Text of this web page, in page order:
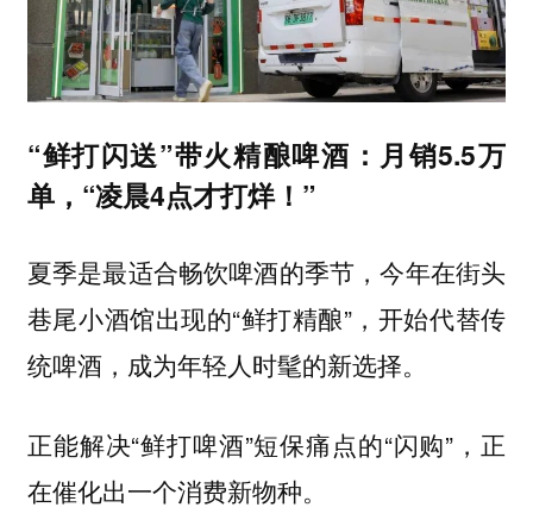
“鲜打闪送”带火精酿啤酒：月销5.5万
单，“凌晨4点才打烊！”
夏季是最适合畅饮啤酒的季节，今年在街头
巷尾小酒馆出现的“鲜打精酿”，开始代替传
统啤酒，成为年轻人时髦的新选择。
正能解决“鲜打啤酒”短保痛点的“闪购”，正
在催化出一个消费新物种。